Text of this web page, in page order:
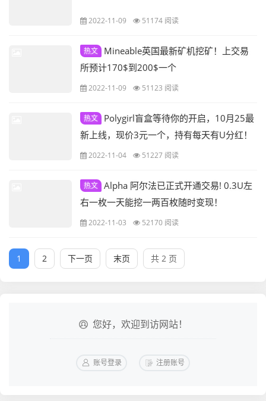
2022-11-09 51174 阅读
热文
Mineable英国最新矿机挖矿！上交易
所预计170$到200$一个
2022-11-09 51123 阅读
热文
Polygirl盲盒等待你的开启，10月25最
新上线，现价3元一个，持有每天有U分红！
限量10000只！目前只能通过官方购买！
2022-11-04 51227 阅读
热文 Alpha 阿尔法已正式开通交易! 0.3U左
右一枚一天能挖一两百枚随时变现！
2022-11-03 52170 阅读
1 2 下一页 末页 共 2 页
您好，欢迎到访网站！
账号登录 注册账号